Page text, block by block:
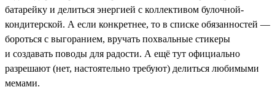
батарейку и делиться энергией с коллективом булочной-
кондитерской. А если конкретнее, то в списке обязанностей —
бороться с выгоранием, вручать похвальные стикеры
и создавать поводы для радости. А ещё тут официально
разрешают (нет, настоятельно требуют) делиться любимыми
мемами.